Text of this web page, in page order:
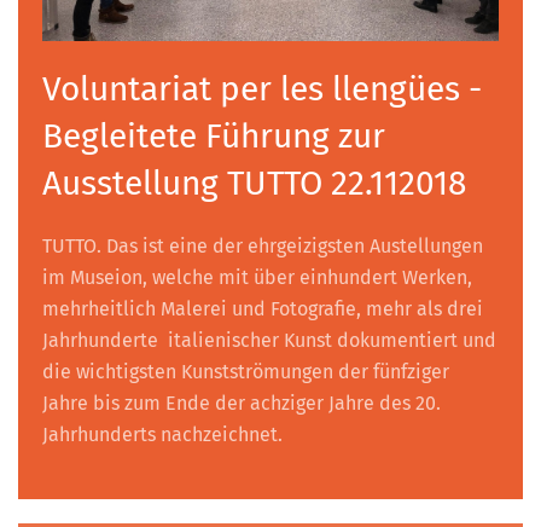
Voluntariat per les llengües -
Begleitete Führung zur
Ausstellung TUTTO 22.112018
TUTTO. Das ist eine der ehrgeizigsten Austellungen
im Museion, welche mit über einhundert Werken,
mehrheitlich Malerei und Fotografie, mehr als drei
Jahrhunderte italienischer Kunst dokumentiert und
die wichtigsten Kunstströmungen der fünfziger
Jahre bis zum Ende der achziger Jahre des 20.
Jahrhunderts nachzeichnet.